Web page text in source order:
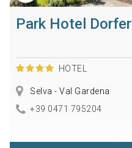
Park Hotel Dorfer
HOTEL
Selva - Val Gardena
+39 0471 795204